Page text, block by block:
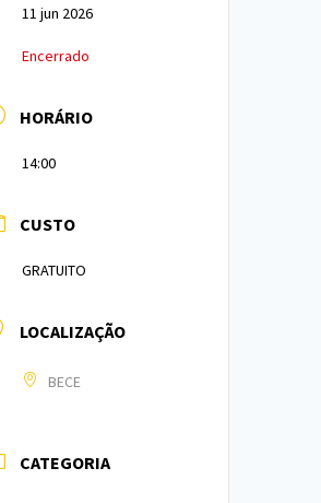
11 jun 2026
Encerrado
HORÁRIO
14:00
CUSTO
GRATUITO
LOCALIZAÇÃO
BECE
CATEGORIA